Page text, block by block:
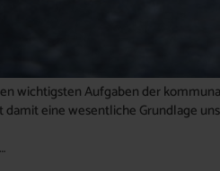
wichtigsten Aufgaben der
eine wesentliche Grundlage